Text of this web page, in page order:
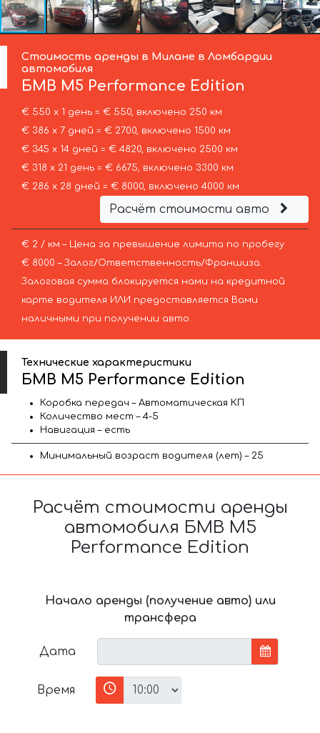
Стоимость аренды в Милане в Ломбардии
автомобиля
БМВ M5 Performance Edition
€ 550 х 1 день = € 550, включено 250 км
€ 386 х 7 дней = € 2700, включено 1500 км
€ 345 х 14 дней = € 4820, включено 2500 км
€ 318 х 21 день = € 6675, включено 3300 км
€ 286 х 28 дней = € 8000, включено 4000 км
Расчёт стоимости авто
€ 2 / км – Цена за превышение лимита по пробегу
€ 8000 – Залог/Ответственность/Франшиза.
Залоговая сумма блокируется нами на кредитной
карте водителя ИЛИ предоставляется Вами
наличными при получении авто.
Технические характеристики
БМВ M5 Performance Edition
Коробка передач – Автоматическая КП
Количество мест – 4-5
Навигация – есть
Минимальный возраст водителя (лет) – 25
Расчёт стоимости аренды
автомобиля БМВ M5
Performance Edition
Начало аренды (получение авто) или
трансфера
Дата
Время